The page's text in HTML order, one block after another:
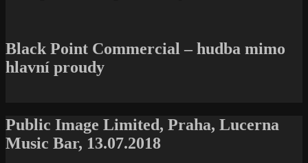
Black Point Commercial – hudba mimo
hlavní proudy
Public Image Limited, Praha, Lucerna
Music Bar, 13.07.2018